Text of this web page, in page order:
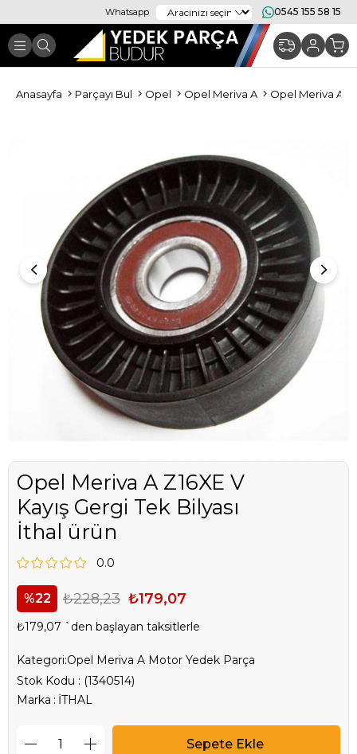
Whatsapp 0545 155 58 15
Anasayfa Parçayı Bul Opel Opel Meriva A Opel Meriva A
Opel Meriva A Z16XE V
Kayış Gergi Tek Bilyası
İthal ürün
0.0
22 ₺228,23 ₺179,07
₺179,07 `den başlayan taksitlerle
Kategori:Opel Meriva A Motor Yedek Parça
Stok Kodu
(1340514)
Marka : İTHAL